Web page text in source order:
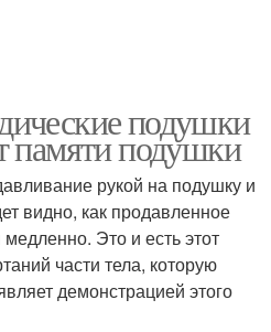
подушки
памяти подушки
рукой на подушку и
видно, как продавленное
Это и есть этот
части тела, которую
демонстрацией этого